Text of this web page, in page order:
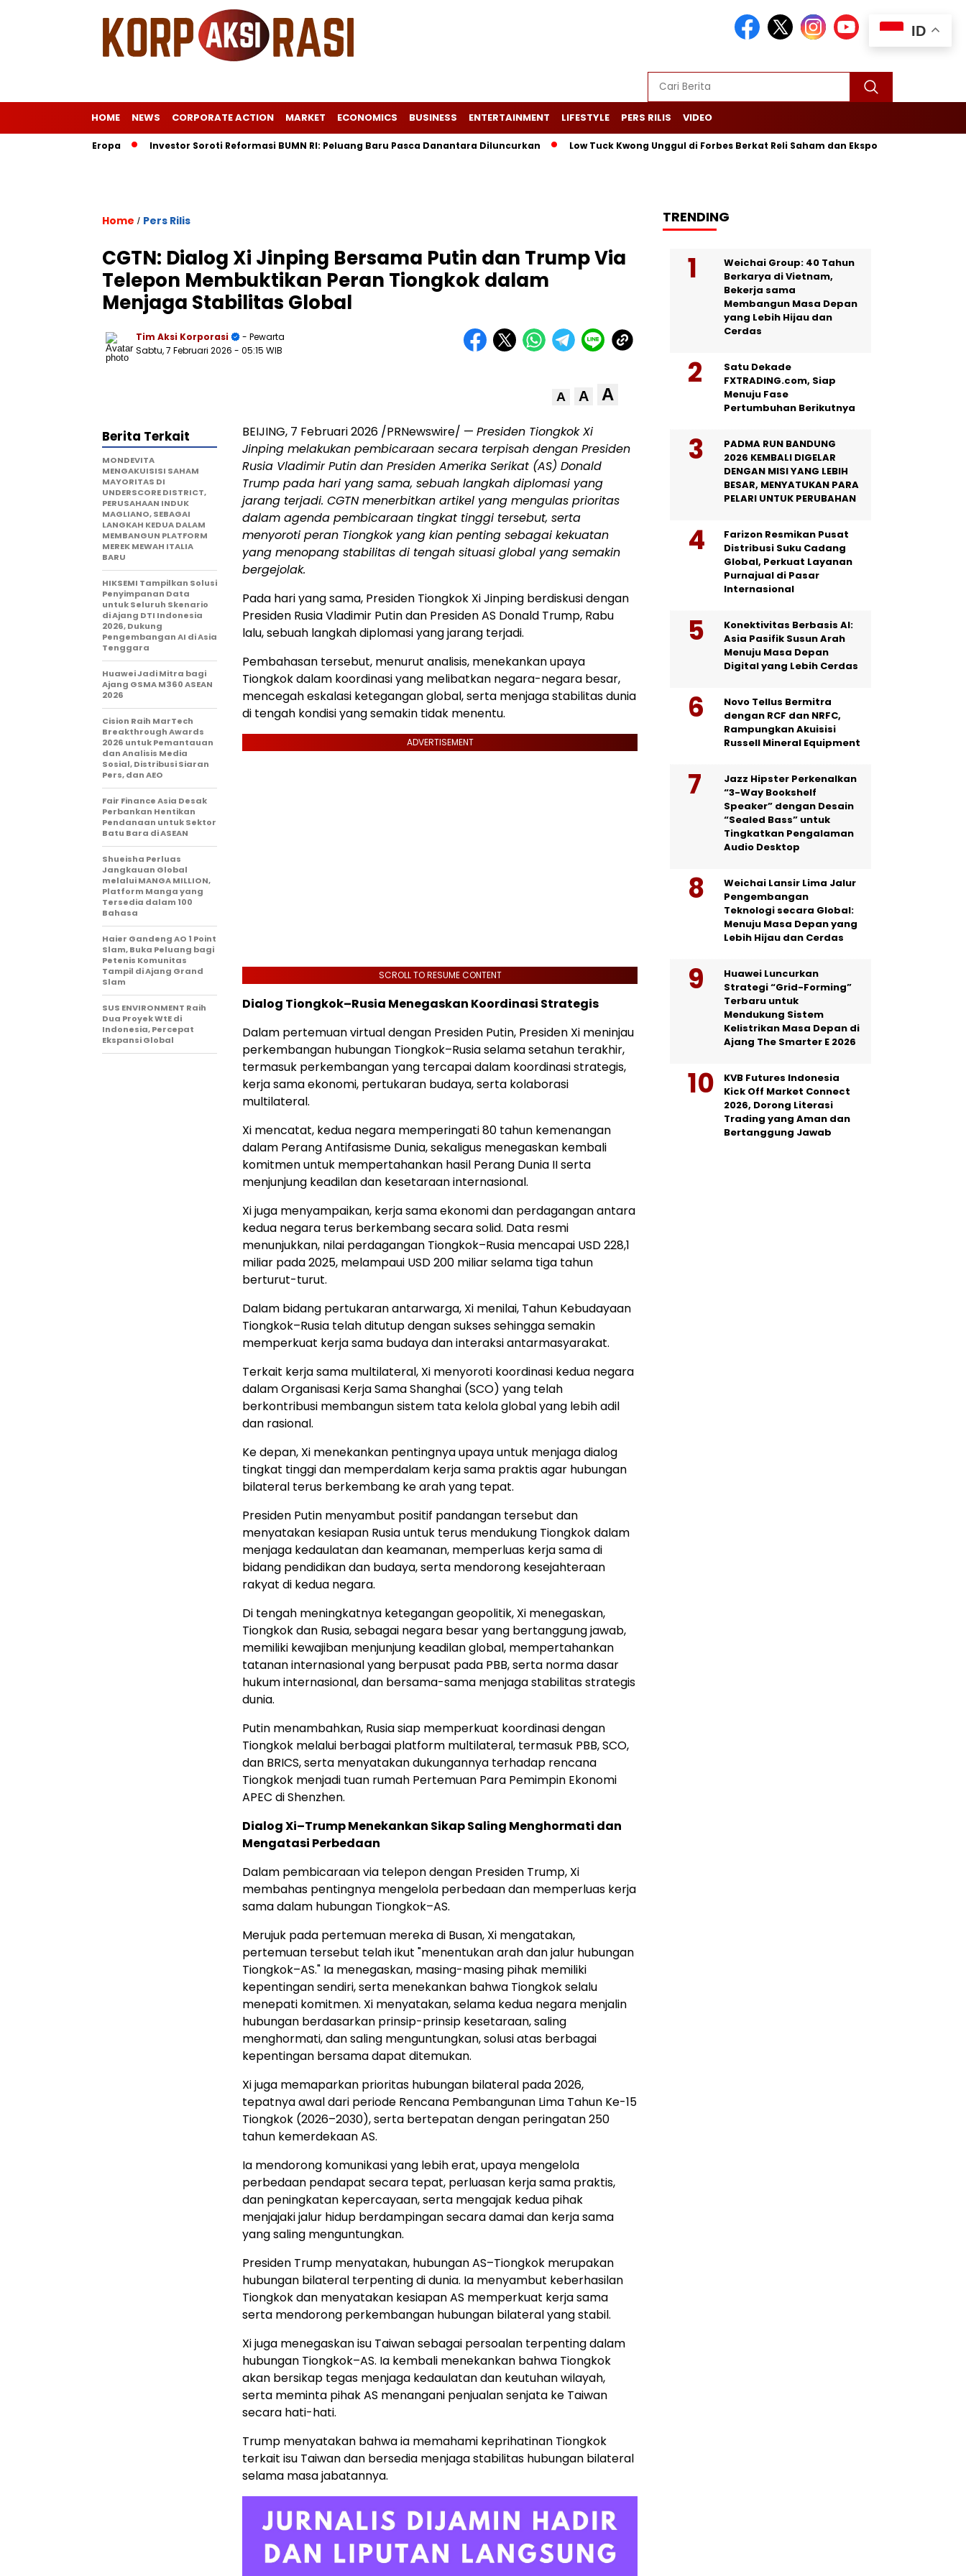
HOME NEWS CORPORATE ACTION MARKET ECONOMICS BUSINESS ENTERTAINMENT LIFESTYLE PERS RILIS VIDEO
Investor Soroti Reformasi BUMN RI: Peluang Baru Pasca Danantara Diluncurkan Low Tuck Kwong Unggul di Forbes Berkat Reli Saham dan Ekspor Batu Bara
Home / Pers Rilis
CGTN: Dialog Xi Jinping Bersama Putin dan Trump Via
Telepon Membuktikan Peran Tiongkok dalam
Menjaga Stabilitas Global
Tim Aksi Korporasi
- Pewarta
Sabtu, 7 Februari 2026 - 05:15 WIB
A A A
BEIJING, 7 Februari 2026 /PRNewswire/ — Presiden Tiongkok Xi
Jinping melakukan pembicaraan secara terpisah dengan Presiden
Rusia Vladimir Putin dan Presiden Amerika Serikat (AS) Donald
Trump pada hari yang sama, sebuah langkah diplomasi yang
jarang terjadi. CGTN menerbitkan artikel yang mengulas prioritas
dalam agenda pembicaraan tingkat tinggi tersebut, serta
menyoroti peran Tiongkok yang kian penting sebagai kekuatan
yang menopang stabilitas di tengah situasi global yang semakin
bergejolak.
Pada hari yang sama, Presiden Tiongkok Xi Jinping berdiskusi dengan
Presiden Rusia Vladimir Putin dan Presiden AS Donald Trump, Rabu
lalu, sebuah langkah diplomasi yang jarang terjadi.
Pembahasan tersebut, menurut analisis, menekankan upaya
Tiongkok dalam koordinasi yang melibatkan negara-negara besar,
mencegah eskalasi ketegangan global, serta menjaga stabilitas dunia
di tengah kondisi yang semakin tidak menentu.
ADVERTISEMENT
SCROLL TO RESUME CONTENT
Dialog Tiongkok–Rusia Menegaskan Koordinasi Strategis
Dalam pertemuan virtual dengan Presiden Putin, Presiden Xi meninjau
perkembangan hubungan Tiongkok–Rusia selama setahun terakhir,
termasuk perkembangan yang tercapai dalam koordinasi strategis,
kerja sama ekonomi, pertukaran budaya, serta kolaborasi
multilateral.
Xi mencatat, kedua negara memperingati 80 tahun kemenangan
dalam Perang Antifasisme Dunia, sekaligus menegaskan kembali
komitmen untuk mempertahankan hasil Perang Dunia II serta
menjunjung keadilan dan kesetaraan internasional.
Xi juga menyampaikan, kerja sama ekonomi dan perdagangan antara
kedua negara terus berkembang secara solid. Data resmi
menunjukkan, nilai perdagangan Tiongkok–Rusia mencapai USD 228,1
miliar pada 2025, melampaui USD 200 miliar selama tiga tahun
berturut-turut.
Dalam bidang pertukaran antarwarga, Xi menilai, Tahun Kebudayaan
Tiongkok–Rusia telah ditutup dengan sukses sehingga semakin
memperkuat kerja sama budaya dan interaksi antarmasyarakat.
Terkait kerja sama multilateral, Xi menyoroti koordinasi kedua negara
dalam Organisasi Kerja Sama Shanghai (SCO) yang telah
berkontribusi membangun sistem tata kelola global yang lebih adil
dan rasional.
Ke depan, Xi menekankan pentingnya upaya untuk menjaga dialog
tingkat tinggi dan memperdalam kerja sama praktis agar hubungan
bilateral terus berkembang ke arah yang tepat.
Presiden Putin menyambut positif pandangan tersebut dan
menyatakan kesiapan Rusia untuk terus mendukung Tiongkok dalam
menjaga kedaulatan dan keamanan, memperluas kerja sama di
bidang pendidikan dan budaya, serta mendorong kesejahteraan
rakyat di kedua negara.
Di tengah meningkatnya ketegangan geopolitik, Xi menegaskan,
Tiongkok dan Rusia, sebagai negara besar yang bertanggung jawab,
memiliki kewajiban menjunjung keadilan global, mempertahankan
tatanan internasional yang berpusat pada PBB, serta norma dasar
hukum internasional, dan bersama-sama menjaga stabilitas strategis
dunia.
Putin menambahkan, Rusia siap memperkuat koordinasi dengan
Tiongkok melalui berbagai platform multilateral, termasuk PBB, SCO,
dan BRICS, serta menyatakan dukungannya terhadap rencana
Tiongkok menjadi tuan rumah Pertemuan Para Pemimpin Ekonomi
APEC di Shenzhen.
Dialog Xi–Trump Menekankan Sikap Saling Menghormati dan
Mengatasi Perbedaan
Dalam pembicaraan via telepon dengan Presiden Trump, Xi
membahas pentingnya mengelola perbedaan dan memperluas kerja
sama dalam hubungan Tiongkok–AS.
Merujuk pada pertemuan mereka di Busan, Xi mengatakan,
pertemuan tersebut telah ikut "menentukan arah dan jalur hubungan
Tiongkok–AS." Ia menegaskan, masing-masing pihak memiliki
kepentingan sendiri, serta menekankan bahwa Tiongkok selalu
menepati komitmen. Xi menyatakan, selama kedua negara menjalin
hubungan berdasarkan prinsip-prinsip kesetaraan, saling
menghormati, dan saling menguntungkan, solusi atas berbagai
kepentingan bersama dapat ditemukan.
Xi juga memaparkan prioritas hubungan bilateral pada 2026,
tepatnya awal dari periode Rencana Pembangunan Lima Tahun Ke-15
Tiongkok (2026–2030), serta bertepatan dengan peringatan 250
tahun kemerdekaan AS.
Ia mendorong komunikasi yang lebih erat, upaya mengelola
perbedaan pendapat secara tepat, perluasan kerja sama praktis,
dan peningkatan kepercayaan, serta mengajak kedua pihak
menjajaki jalur hidup berdampingan secara damai dan kerja sama
yang saling menguntungkan.
Presiden Trump menyatakan, hubungan AS–Tiongkok merupakan
hubungan bilateral terpenting di dunia. Ia menyambut keberhasilan
Tiongkok dan menyatakan kesiapan AS memperkuat kerja sama
serta mendorong perkembangan hubungan bilateral yang stabil.
Xi juga menegaskan isu Taiwan sebagai persoalan terpenting dalam
hubungan Tiongkok–AS. Ia kembali menekankan bahwa Tiongkok
akan bersikap tegas menjaga kedaulatan dan keutuhan wilayah,
serta meminta pihak AS menangani penjualan senjata ke Taiwan
secara hati-hati.
Trump menyatakan bahwa ia memahami keprihatinan Tiongkok
terkait isu Taiwan dan bersedia menjaga stabilitas hubungan bilateral
selama masa jabatannya.
Berita Terkait
MONDEVITA
MENGAKUISISI SAHAM
MAYORITAS DI
UNDERSCORE DISTRICT,
PERUSAHAAN INDUK
MAGLIANO, SEBAGAI
LANGKAH KEDUA DALAM
MEMBANGUN PLATFORM
MEREK MEWAH ITALIA
BARU
HIKSEMI Tampilkan Solusi
Penyimpanan Data
untuk Seluruh Skenario
di Ajang DTI Indonesia
2026, Dukung
Pengembangan AI di Asia
Tenggara
Huawei Jadi Mitra bagi
Ajang GSMA M360 ASEAN
2026
Cision Raih MarTech
Breakthrough Awards
2026 untuk Pemantauan
dan Analisis Media
Sosial, Distribusi Siaran
Pers, dan AEO
Fair Finance Asia Desak
Perbankan Hentikan
Pendanaan untuk Sektor
Batu Bara di ASEAN
Shueisha Perluas
Jangkauan Global
melalui MANGA MILLION,
Platform Manga yang
Tersedia dalam 100
Bahasa
Haier Gandeng AO 1 Point
Slam, Buka Peluang bagi
Petenis Komunitas
Tampil di Ajang Grand
Slam
SUS ENVIRONMENT Raih
Dua Proyek WtE di
Indonesia, Percepat
Ekspansi Global
TRENDING
Weichai Group: 40 Tahun
Berkarya di Vietnam,
Bekerja sama
Membangun Masa Depan
yang Lebih Hijau dan
Cerdas
Satu Dekade
FXTRADING.com, Siap
Menuju Fase
Pertumbuhan Berikutnya
PADMA RUN BANDUNG
2026 KEMBALI DIGELAR
DENGAN MISI YANG LEBIH
BESAR, MENYATUKAN PARA
PELARI UNTUK PERUBAHAN
Farizon Resmikan Pusat
Distribusi Suku Cadang
Global, Perkuat Layanan
Purnajual di Pasar
Internasional
Konektivitas Berbasis AI:
Asia Pasifik Susun Arah
Menuju Masa Depan
Digital yang Lebih Cerdas
Novo Tellus Bermitra
dengan RCF dan NRFC,
Rampungkan Akuisisi
Russell Mineral Equipment
Jazz Hipster Perkenalkan
“3-Way Bookshelf
Speaker” dengan Desain
“Sealed Bass” untuk
Tingkatkan Pengalaman
Audio Desktop
Weichai Lansir Lima Jalur
Pengembangan
Teknologi secara Global:
Menuju Masa Depan yang
Lebih Hijau dan Cerdas
Huawei Luncurkan
Strategi “Grid-Forming”
Terbaru untuk
Mendukung Sistem
Kelistrikan Masa Depan di
Ajang The Smarter E 2026
KVB Futures Indonesia
Kick Off Market Connect
2026, Dorong Literasi
Trading yang Aman dan
Bertanggung Jawab
ID